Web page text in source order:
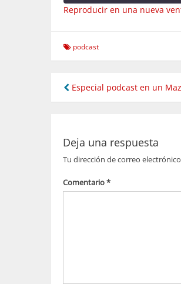
Reproducir en una nueva
podcast
Navegación
de
Especial podcast en un
Deja una respuesta
Tu dirección de correo
Comentario*